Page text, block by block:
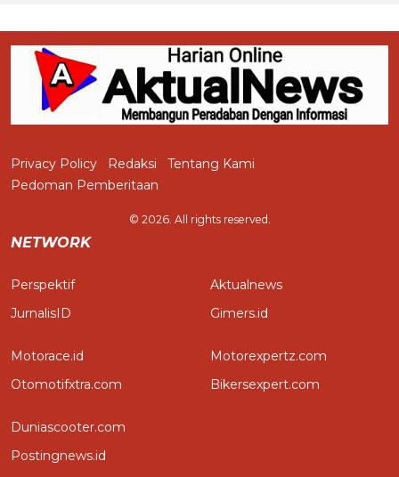
Privacy Policy Redaksi
Tentang Kami
Pedoman Pemberitaan
© 2026. All rights reserved.
NETWORK
Perspektif
JurnalisID
Aktualnews
Gimers.id
Motorace.id
Otomotifxtra.com
Motorexpertz.com
Bikersexpert.com
Duniascooter.com
Postingnews.id